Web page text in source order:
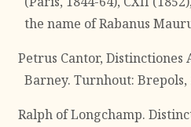
the name of Rabanus
Petrus Cantor, Distinctiones
Barney. Turnhout: Brepols,
Ralph of Longchamp.